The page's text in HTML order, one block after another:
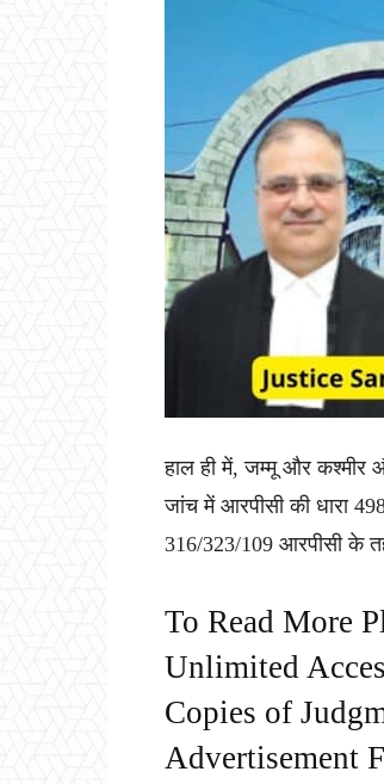
हाल ही में, जम्मू और कश्मीर
जांच में आरपीसी की धारा
316/323/109 आरपीसी के
To Read More
Unlimited
Copies of
Advertisement